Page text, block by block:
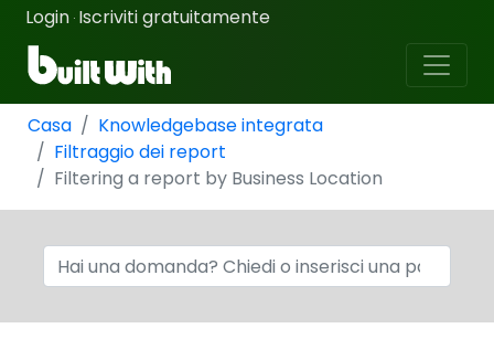
Login · Iscriviti gratuitamente
Casa
Knowledgebase integrata
Filtraggio dei report
Filtering a report by Business Location